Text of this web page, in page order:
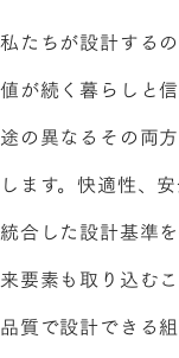
私たちが設計する
値が続く暮らしと
途の異なるその両
します。快適性、
統合した設計基準
来要素も取り込む
品質で設計できる